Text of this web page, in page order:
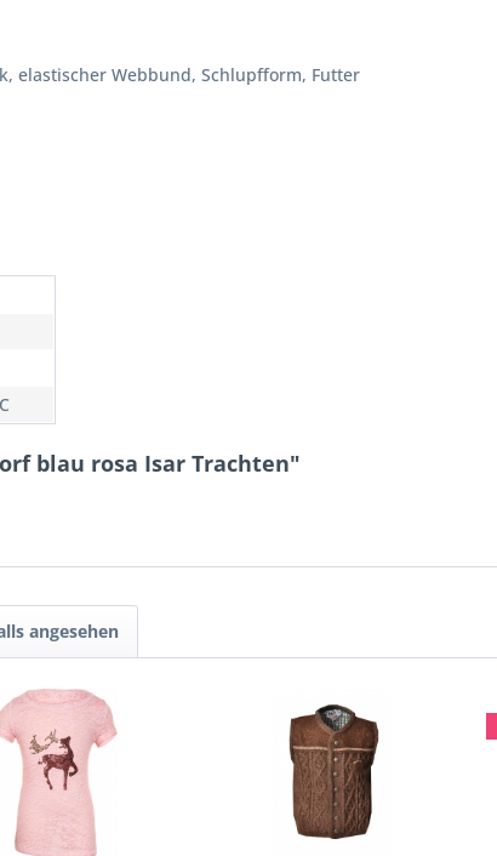
elastischer Webbund, Schlupfform, Futter
blau rosa Isar Trachten"
angesehen